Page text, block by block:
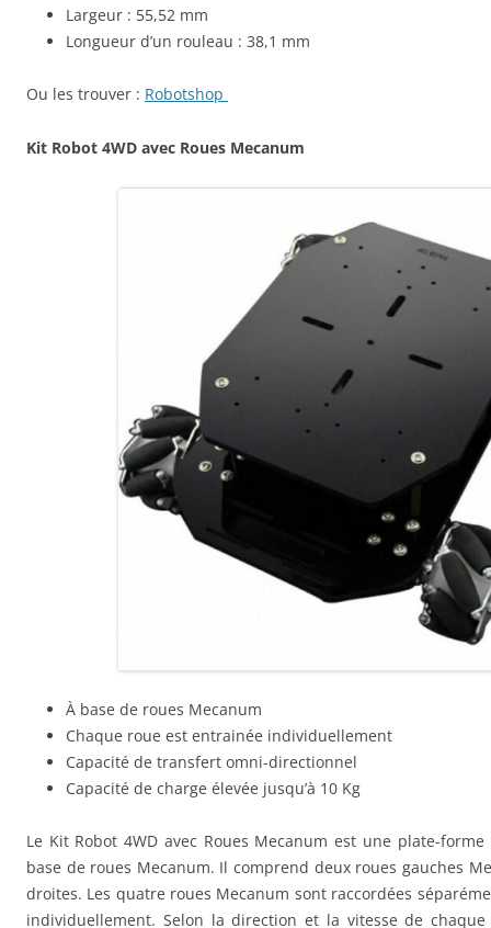
Largeur : 55,52 mm
Longueur d’un rouleau : 38,1 mm
Ou les trouver : Robotshop
Kit Robot 4WD avec Roues Mecanum
À base de roues Mecanum
Chaque roue est entrainée individuellement
Capacité de transfert omni-directionnel
Capacité de charge élevée jusqu’à 10 Kg
Le Kit Robot 4WD avec Roues Mecanum est une plate-
base de roues Mecanum. Il comprend deux roues gauches
droites. Les quatre roues Mecanum sont raccordées
individuellement. Selon la direction et la vitesse de